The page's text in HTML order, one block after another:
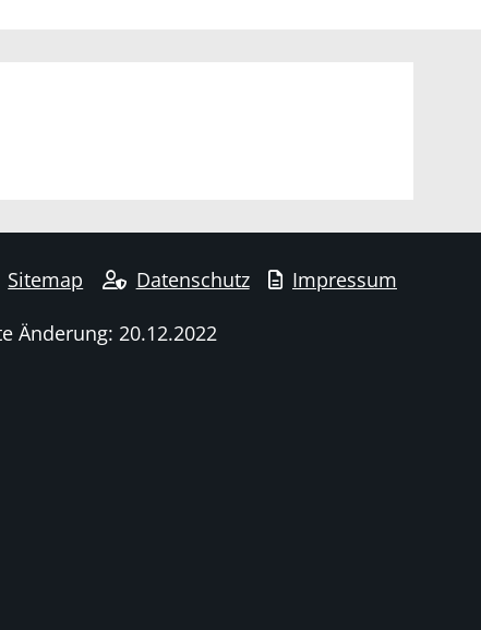
Sitemap Datenschutz Impressum
Änderung: 20.12.2022